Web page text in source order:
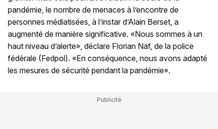
pandémie, le nombre de menaces à l’encontre de
personnes médiatisées, à l’instar d’Alain Berset, a
augmenté de manière significative. «Nous sommes à un
haut niveau d’alerte», déclare Florian Näf, de la police
fédérale (Fedpol). «En conséquence, nous avons adapté
les mesures de sécurité pendant la pandémie».